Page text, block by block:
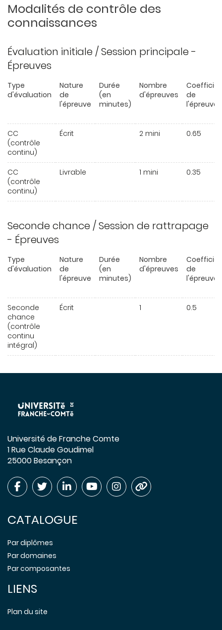
Modalités de contrôle des
connaissances
Évaluation initiale / Session principale -
Épreuves
Type
d'évaluation
Nature
de
l'épreuve
Durée
(en
minutes)
Nombre
d'épreuves
de
l'épreuve
CC
(contrôle
continu)
Écrit 2 mini 0.65
CC
(contrôle
continu)
Livrable 1 mini 0.35
Seconde chance / Session de rattrapage
- Épreuves
Type
d'évaluation
Nature
de
l'épreuve
Durée
(en
minutes)
Nombre
d'épreuves
de
l'épreuve
Seconde
chance
(contrôle
continu
intégral)
Écrit 1 0.5
Université de Franche Comte
1 Rue Claude Goudimel
25000 Besançon
CATALOGUE
Par diplômes
Par domaines
Par composantes
LIENS
Plan du site